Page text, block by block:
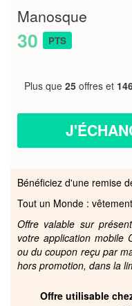
Manosque
30 PTS
Plus que 25 offres et
Bénéficiez d'une remise
Tout un Monde :
Offre valable sur
votre application mobile
ou du coupon reçu par
hors promotion, dans la
Offre utilisable